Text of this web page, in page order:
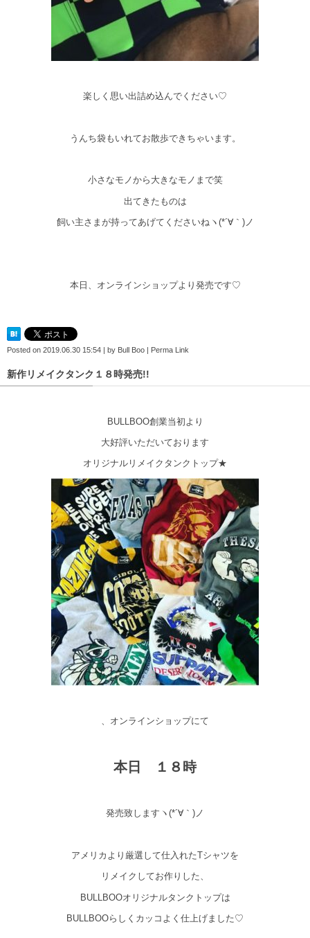
楽しく思い出詰め込んでください♡
うんち袋もいれてお散歩できちゃいます。
小さなモノから大きなモノまで笑
出てきたものは
飼い主さまが持ってあげてくださいねヽ(*´∀｀)ノ
本日、オンラインショップより発売です♡
Posted on 2019.06.30 15:54 by Bull Boo Perma Link
新作リメイクタンク１８時発売!!
BULLBOO創業当初より
大好評いただいております
オリジナルリメイクタンクトップ★
、オンラインショップにて
本日 １８時
発売致しますヽ(*´∀｀)ノ
アメリカより厳選して仕入れたTシャツを
リメイクしてお作りした、
BULLBOOオリジナルタンクトップは
BULLBOOらしくカッコよく仕上げました♡